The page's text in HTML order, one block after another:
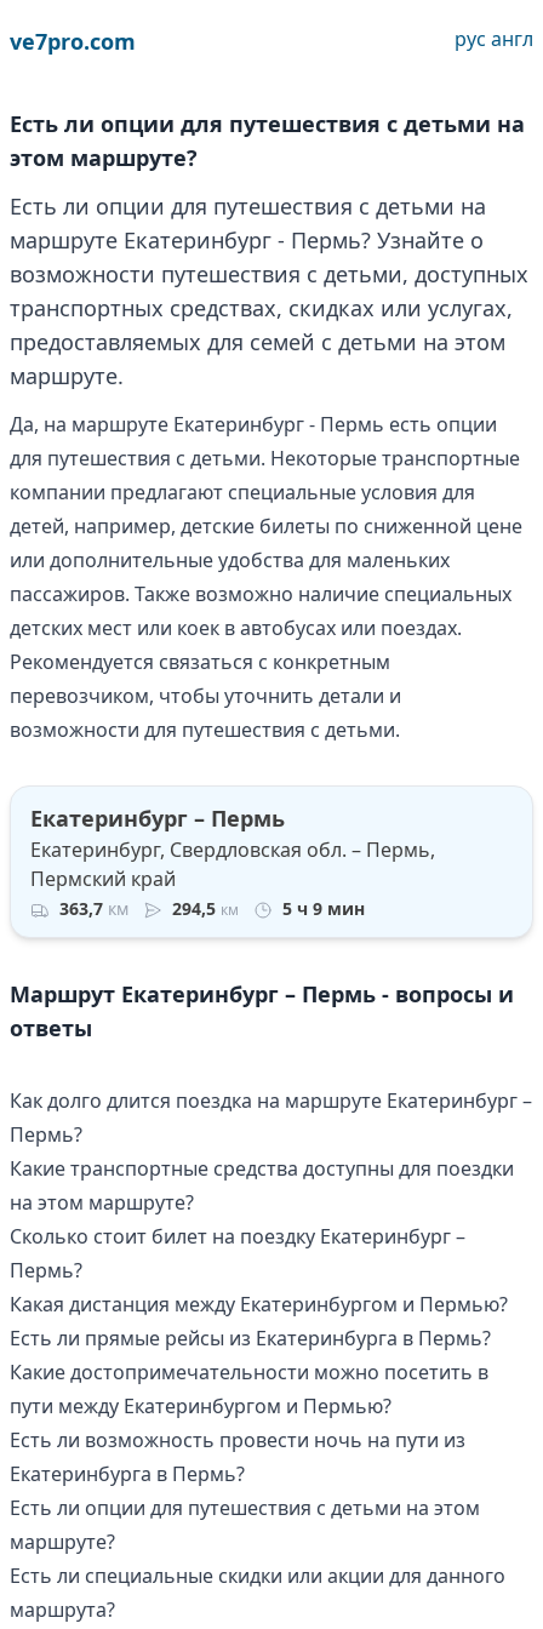
ve7pro.com рус англ
Есть ли опции для путешествия с детьми на
этом маршруте?
Есть ли опции для путешествия с детьми на
маршруте Екатеринбург - Пермь? Узнайте о
возможности путешествия с детьми, доступных
транспортных средствах, скидках или услугах,
предоставляемых для семей с детьми на этом
маршруте.
Да, на маршруте Екатеринбург - Пермь есть опции
для путешествия с детьми. Некоторые транспортные
компании предлагают специальные условия для
детей, например, детские билеты по сниженной цене
или дополнительные удобства для маленьких
пассажиров. Также возможно наличие специальных
детских мест или коек в автобусах или поездах.
Рекомендуется связаться с конкретным
перевозчиком, чтобы уточнить детали и
возможности для путешествия с детьми.
Екатеринбург – Пермь
Екатеринбург, Свердловская обл. – Пермь,
Пермский край
363,7 км 294,5 км 5 ч 9 мин
Маршрут Екатеринбург – Пермь - вопросы и
ответы
Как долго длится поездка на маршруте Екатеринбург –
Пермь?
Какие транспортные средства доступны для поездки
на этом маршруте?
Сколько стоит билет на поездку Екатеринбург –
Пермь?
Какая дистанция между Екатеринбургом и Пермью?
Есть ли прямые рейсы из Екатеринбурга в Пермь?
Какие достопримечательности можно посетить в
пути между Екатеринбургом и Пермью?
Есть ли возможность провести ночь на пути из
Екатеринбурга в Пермь?
Есть ли опции для путешествия с детьми на этом
маршруте?
Есть ли специальные скидки или акции для данного
маршрута?